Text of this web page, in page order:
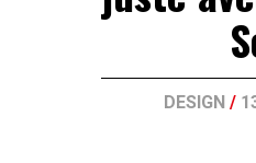
DESIGN /